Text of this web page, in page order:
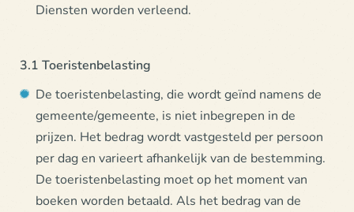
Diensten worden verleend.
3.1 Toeristenbelasting
De toeristenbelasting, die wordt geïnd namens de
gemeente/gemeente, is niet inbegrepen in de
prijzen. Het bedrag wordt vastgesteld per persoon
per dag en varieert afhankelijk van de bestemming.
De toeristenbelasting moet op het moment van
boeken worden betaald. Als het bedrag van de